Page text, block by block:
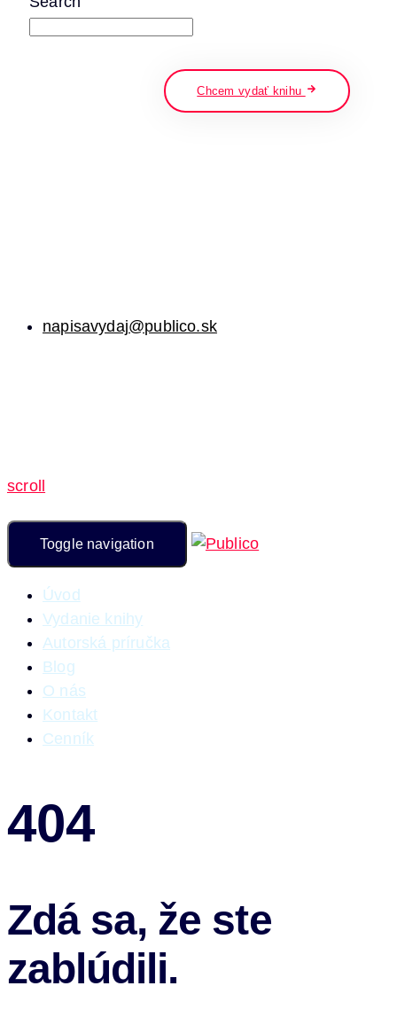
Chcem vydať knihu
napisavydaj@publico.sk
scroll
Toggle navigation
Úvod
Vydanie knihy
Autorská príručka
Blog
O nás
Kontakt
Cenník
404
Zdá sa, že ste
zablúdili.